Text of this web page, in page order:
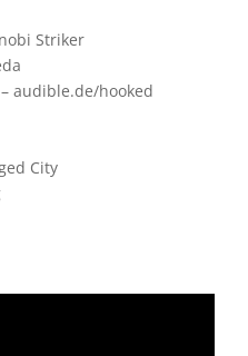
Striker
audible.de/hooked
City